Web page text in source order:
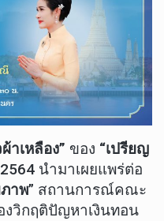
าเหลือง” ของ “เปรียญ
นำมาเผยแพร่ต่อ
าพ” สถานการณ์คณะ
งวิกฤติปัญหาเงินทอน